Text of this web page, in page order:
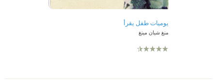
يوميات طفل يقرأ
منغ شيان مينغ